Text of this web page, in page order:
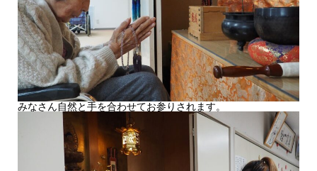
みなさん自然と手を合わせてお参りされます。